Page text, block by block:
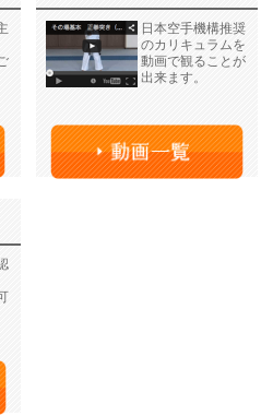
日本空手機構推奨
のカリキュラムを
動画で観ることが
出来ます。